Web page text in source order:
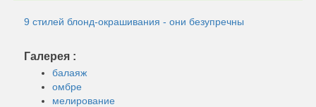
9 стилей блонд-окрашивания - они безупречны
Галерея :
балаяж
омбре
мелирование